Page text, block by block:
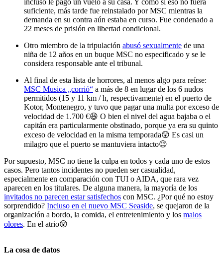
incluso le pagó un vuelo a su casa. Y como si eso no fuera
suficiente, más tarde fue reinstalado por MSC mientras la
demanda en su contra aún estaba en curso. Fue condenado a
22 meses de prisión en libertad condicional.
Otro miembro de la tripulación abusó sexualmente de una
niña de 12 años en un buque MSC no especificado y se le
considera responsable ante el tribunal.
Al final de esta lista de horrores, al menos algo para reírse:
MSC Musica „corrió“ a más de 8 en lugar de los 6 nudos
permitidos (15 y 11 km / h, respectivamente) en el puerto de
Kotor, Montenegro, y tuvo que pagar una multa por exceso de
velocidad de 1.700 €😆 O bien el nivel del agua bajaba o el
capitán era particularmente obstinado, porque ya era su quinto
exceso de velocidad en la misma temporada😲 Es casi un
milagro que el puerto se mantuviera intacto😉
Por supuesto, MSC no tiene la culpa en todos y cada uno de estos
casos. Pero tantos incidentes no pueden ser casualidad,
especialmente en comparación con TUI o AIDA, que rara vez
aparecen en los titulares. De alguna manera, la mayoría de los
invitados no parecen estar satisfechos con MSC. ¿Por qué no estoy
sorprendido? Incluso en el nuevo MSC Seaside, se quejaron de la
organización a bordo, la comida, el entretenimiento y los malos
olores. En el atrio😲
La cosa de datos